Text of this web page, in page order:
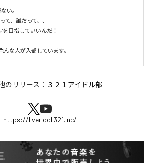
い。
て、誰だって、、
を目指していいんだ！
んな人が入部しています。
のリリース： ３２１アイドル部
https://liveridol.321.inc/